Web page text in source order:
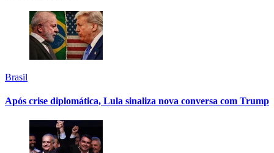
Brasil
Após crise diplomática, Lula sinaliza nova conversa com Trump